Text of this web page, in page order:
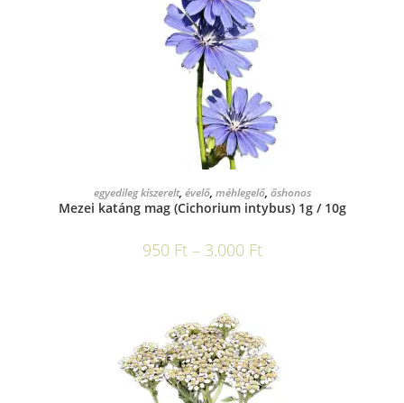
OPCIÓK VÁLASZTÁSA
egyedileg kiszerelt, évelő, méhlegelő, őshonos
Mezei katáng mag (Cichorium intybus) 1g / 10g
950 Ft – 3.000 Ft